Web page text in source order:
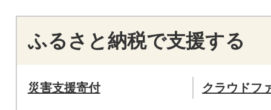
ふるさと納税で支援する
災害支援寄付 クラウドフ